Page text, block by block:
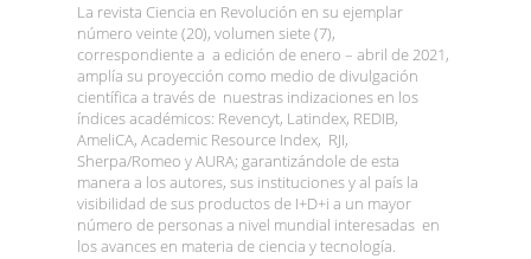
La revista Ciencia en Revolución en su ejemplar
número veinte (20), volumen siete (7),
correspondiente a a edición de enero – abril de 2021,
amplía su proyección como medio de divulgación
científica a través de nuestras indizaciones en los
índices académicos: Revencyt, Latindex, REDIB,
AmeliCA, Academic Resource Index, RJI,
Sherpa/Romeo y AURA; garantizándole de esta
manera a los autores, sus instituciones y al país la
visibilidad de sus productos de I+D+i a un mayor
número de personas a nivel mundial interesadas en
los avances en materia de ciencia y tecnología.